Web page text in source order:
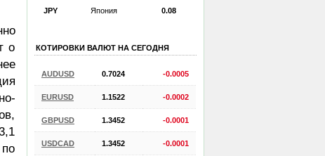
о
JPY Япония 0.08
КОТИРОВКИ ВАЛЮТ НА СЕГОДНЯ
AUDUSD 0.7024 -0.0005
EURUSD 1.1522 -0.0002
GBPUSD 1.3452 -0.0001
USDCAD 1.3452 -0.0001